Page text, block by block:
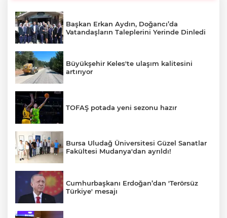
Başkan Erkan Aydın, Doğancı’da
Vatandaşların Taleplerini Yerinde Dinledi
Büyükşehir Keles'te ulaşım kalitesini
artırıyor
TOFAŞ potada yeni sezonu hazır
Bursa Uludağ Üniversitesi Güzel Sanatlar
Fakültesi Mudanya'dan ayrıldı!
Cumhurbaşkanı Erdoğan’dan 'Terörsüz
Türkiye' mesajı